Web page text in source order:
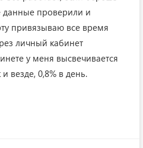
данные проверили и
привязываю все время
личный кабинет
у меня высвечивается
везде, 0,8% в день.